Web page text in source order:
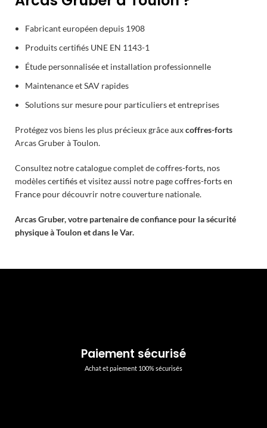
Fabricant européen depuis 1908
Produits certifiés UNE EN 1143-1
Étude personnalisée et installation professionnelle
Maintenance et SAV rapides
Solutions sur mesure pour particuliers et entreprises
Protégez vos biens les plus précieux grâce auxcoffres-forts
Arcas Gruber à Toulon.
Consultez notre catalogue complet decoffres-forts, nos
modèlescertifiéset visitez aussi notre pagecoffres-forts en
France pour découvrir notre couverture nationale.
Arcas Gruber, votre partenaire de confiance pour la sécurité
physique à Toulon et dans le Var.
Paiement sécurisé
Achat et paiement 100% sécurisés